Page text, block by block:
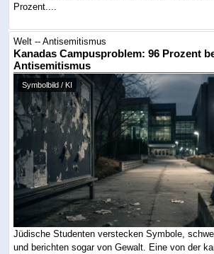
Prozent....
Welt -- Antisemitismus
Kanadas Campusproblem: 96 Prozent
Antisemitismus
Symbolbild / KI
Jüdische Studenten verstecken Symbole,
und berichten sogar von Gewalt. Eine von der